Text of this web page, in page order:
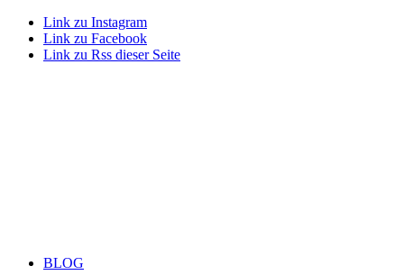
Link zu Instagram
Link zu Facebook
Link zu Rss dieser Seite
BLOG